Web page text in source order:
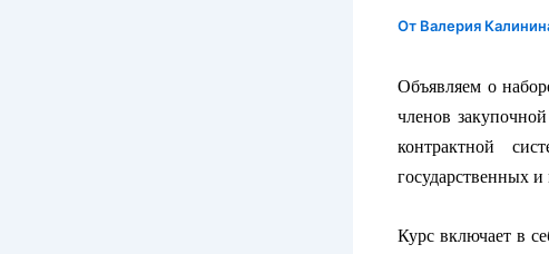
От Валерия
Объявляем о
членов
контрактной
государственных
Курс включает в